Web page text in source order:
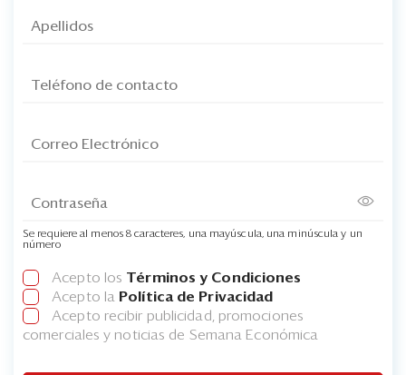
Se requiere al menos 8 caracteres, una mayúscula, una minúscula y un
número
Acepto los Términos y Condiciones
Acepto la Política de Privacidad
Acepto recibir publicidad, promociones
comerciales y noticias de Semana Económica